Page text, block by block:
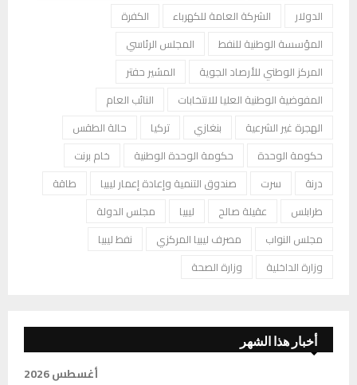
الدولار
الشركة العامة للكهرباء
الكفرة
المؤسسة الوطنية للنفط
المجلس الرئاسي
المركز الوطني للأرصاد الجوية
المشير حفتر
المفوضية الوطنية العليا للانتخابات
النائب العام
الهجرة غير الشرعية
بنغازي تركيا
حالة الطقس
حكومة الوحدة
حكومة الوحدة الوطنية
خام برنت
درنة
سرت صندوق التنمية وإعادة إعمار ليبيا
طاقة
طرابلس
عقيلة صالح ليبيا
مجلس الدولة
مجلس النواب
مصرف ليبيا المركزي
نفط ليبيا
وزارة الداخلية
وزارة الصحة
أخبار هذا الشهر
أغسطس 2026